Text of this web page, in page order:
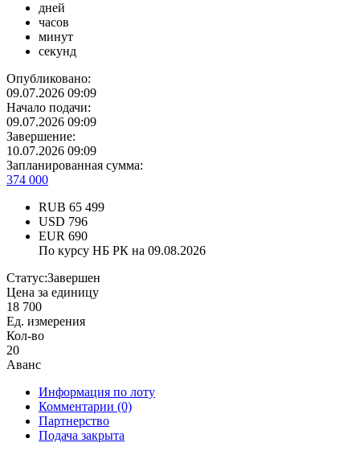
дней
часов
минут
секунд
Опубликовано:
09.07.2026 09:09
Начало подачи:
09.07.2026 09:09
Завершение:
10.07.2026 09:09
Запланированная сумма:
374 000
RUB 65 499
USD 796
EUR 690
По курсу НБ РК на 09.08.2026
Статус:Завершен
Цена за единицу
18 700
Ед. измерения
Кол-во
20
Аванс
Информация по лоту
Комментарии (0)
Партнерство
Подача закрыта